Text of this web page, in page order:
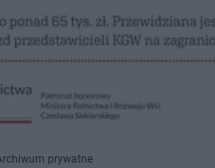
prywatne